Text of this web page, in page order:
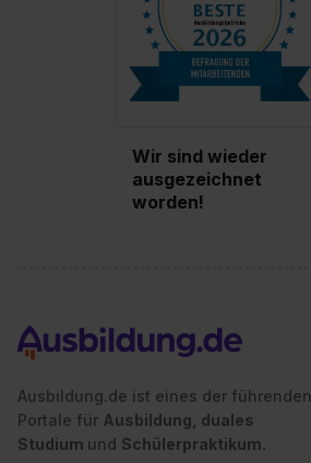
Wir sind wieder
ausgezeichnet
worden!
Ausbildung.de ist eines der führenden
Portale für Ausbildung, duales
Studium und Schülerpraktikum.